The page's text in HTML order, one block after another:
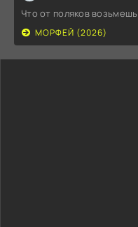
Что от поляков возьмешь
МОРФЕЙ (2026)